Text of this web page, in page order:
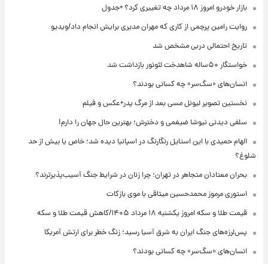
بازار خودرو امروز ۱۸ مرداد چه تغییری کرد؟ +جدول
روایت رامین پرچمی از کاری که مهران مدیری برایش انجام داد/ویدیو
تاریخ احتمالی دربی مشخص شد
خواستگار ۵۰ساله شاهدخت لئونور بازداشت شد
انسان‌های «سگ‌سر» چه کسانی بودند؟
نخستین تصویر لیونل مسی بعد از مرگ پدر+عکس و فیلم
سلفی دیدنی نیوشا ضیغمی و دخترش؛ بهترین حال جهان را دارم!
الهام حمیدی با این استایل رنگارنگ در اسپانیا دیده شد؛ خاص یا بیش از حد
شلوغ؟
بحران معتادان متجاهر در تهران؛ چرا زنان در شرایط جنگ آسیب‌پذیرترند؟
استوری مرموز محمدحسین میثاقی با موی بازکات
قیمت طلا و سکه امروز یکشنبه ۱۸ مرداد ۱۴۰۵/کاهش قیمت طلا و سکه
پس‌لرزه‌های جنگ ایران به شرق آسیا رسید؛ زنگ خطر برای ارتش آمریکا
انسان‌های «سگ‌سر» چه کسانی بودند؟